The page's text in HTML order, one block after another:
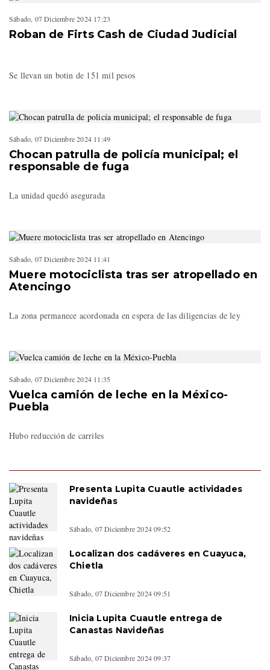
Sábado, 07 Diciembre 2024 17:23
Roban de Firts Cash de Ciudad Judicial
Se llevan un botin de 151 mil pesos
Sábado, 07 Diciembre 2024 11:49
Chocan patrulla de policía municipal; el
responsable de fuga
La unidad quedó asegurada
Sábado, 07 Diciembre 2024 11:41
Muere motociclista tras ser atropellado en
Atencingo
La zona permanece acordonada en espera de las diligencias de ley
Sábado, 07 Diciembre 2024 11:35
Vuelca camión de leche en la México-
Puebla
Hubo reducción de carriles
Presenta Lupita Cuautle actividades
navideñas
Sábado, 07 Diciembre 2024 09:52
Localizan dos cadáveres en Cuayuca,
Chietla
Sábado, 07 Diciembre 2024 09:51
Inicia Lupita Cuautle entrega de
Canastas Navideñas
Sábado, 07 Diciembre 2024 09:37